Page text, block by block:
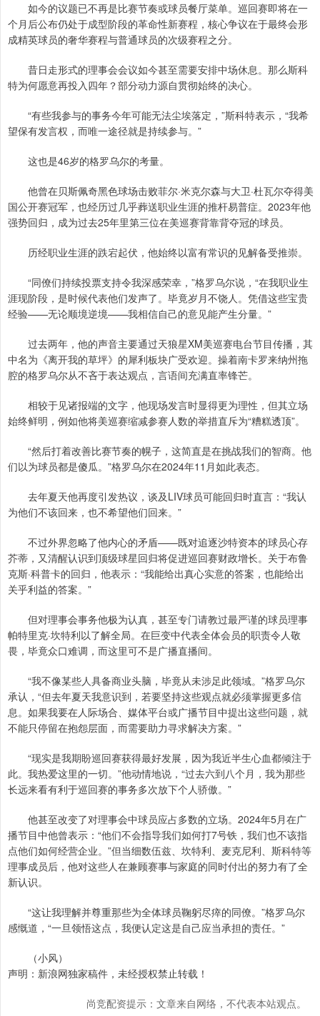
如今的议题已不再是比赛节奏或球员餐厅菜单。巡回赛即将在一
个月后公布仍处于成型阶段的革命性新赛程，核心争议在于最终会形
成精英球员的奢华赛程与普通球员的次级赛程之分。
昔日走形式的理事会会议如今甚至需要安排中场休息。那么斯科
特为何愿意再投入四年？部分动力源自贯彻始终的决心。
“有些我参与的事务今年可能无法尘埃落定，”斯科特表示，“我希
望保有发言权，而唯一途径就是持续参与。”
这也是46岁的格罗乌尔的考量。
他曾在贝斯佩奇黑色球场击败菲尔·米克尔森与大卫·杜瓦尔夺得美
国公开赛冠军，也经历过几乎葬送职业生涯的推杆易普症。2023年他
强势回归，成为过去25年里第三位在美巡赛背靠背夺冠的球员。
历经职业生涯的跌宕起伏，他始终以富有常识的见解备受推崇。
“同僚们持续投票支持令我深感荣幸，”格罗乌尔说，“在我职业生
涯现阶段，是时候代表他们发声了。毕竟岁月不饶人。凭借这些宝贵
经验——无论顺境逆境——我相信自己的意见能产生分量。”
过去两年，他的声音主要通过天狼星XM美巡赛电台节目传播，其
中名为《离开我的草坪》的犀利板块广受欢迎。操着南卡罗来纳州拖
腔的格罗乌尔从不吝于表达观点，言语间充满直率锋芒。
相较于见诸报端的文字，他现场发言时显得更为理性，但其立场
始终鲜明，例如他将美巡赛缩减参赛人数的举措直斥为“糟糕透顶”。
“然后打着改善比赛节奏的幌子，这简直是在挑战我们的智商。他
们以为球员都是傻瓜。”格罗乌尔在2024年11月如此表态。
去年夏天他再度引发热议，谈及LIV球员可能回归时直言：“我认
为他们不该回来，也不希望他们回来。”
不过外界忽略了他内心的矛盾——既对追逐沙特资本的球员心存
芥蒂，又清醒认识到顶级球星回归将促进巡回赛财政增长。关于布鲁
克斯·科普卡的回归，他表示：“我能给出真心实意的答案，也能给出
关乎利益的答案。”
但对理事会事务他极为认真，甚至专门请教过最严谨的球员理事
帕特里克·坎特利以了解全局。在巨变中代表全体会员的职责令人敬
畏，毕竟众口难调，而这里可不是广播直播间。
“我不像某些人具备商业头脑，毕竟从未涉足此领域。”格罗乌尔
承认，“但去年夏天我意识到，若要坚持这些观点就必须掌握更多信
息。如果我要在人际场合、媒体平台或广播节目中提出这些问题，就
不能只停留在抱怨层面，而需要助力寻求解决方案。”
“现实是我期盼巡回赛获得最好发展，因为我近半生心血都倾注于
此。我热爱这里的一切。”他动情地说，“过去六到八个月，我为那些
长远来看有利于巡回赛的事务多次放下个人骄傲。”
他甚至改变了对理事会中球员应占多数的立场。2024年5月在广
播节目中他曾表示：“他们不会指导我们如何打7号铁，我们也不该指
点他们如何经营企业。”但当细数伍兹、坎特利、麦克尼利、斯科特等
理事成员后，他对这些人在兼顾赛事与家庭的同时付出的努力有了全
新认识。
“这让我理解并尊重那些为全体球员鞠躬尽瘁的同僚。”格罗乌尔
感慨道，“一旦领悟这点，我便认定这是自己应当承担的责任。”
（小风）
声明：新浪网独家稿件，未经授权禁止转载！
尚竞配资提示：文章来自网络，不代表本站观点。